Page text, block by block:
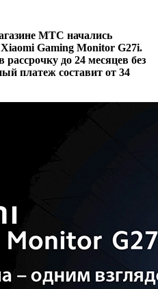
МТС начались
Gaming Monitor G27i.
до 24 месяцев без
платеж составит от 34